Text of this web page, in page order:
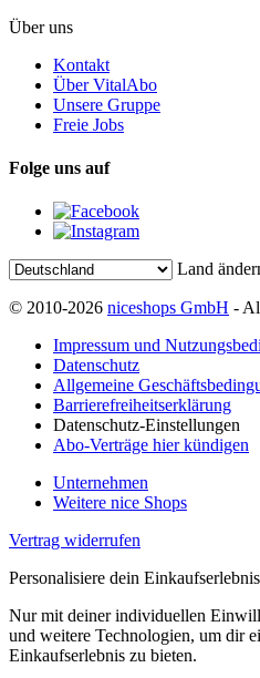
Über uns
Kontakt
Über VitalAbo
Unsere Gruppe
Freie Jobs
Folge uns auf
Land
© 2010-2026 niceshops GmbH -
Impressum und
Datenschutz
Allgemeine
Barrierefreiheitserklärung
Datenschutz-Einstellungen
Abo-Verträge hier kündigen
Unternehmen
Weitere nice Shops
Vertrag widerrufen
Personalisiere dein Einkaufserlebnis
Nur mit deiner individuellen
und weitere Technologien, um dir
Einkaufserlebnis zu bieten.